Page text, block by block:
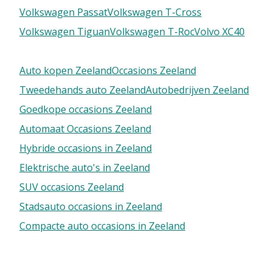
Volkswagen PassatVolkswagen T-Cross
Volkswagen TiguanVolkswagen T-RocVolvo XC40
Auto kopen ZeelandOccasions Zeeland
Tweedehands auto ZeelandAutobedrijven Zeeland
Goedkope occasions Zeeland
Automaat Occasions Zeeland
Hybride occasions in Zeeland
Elektrische auto's in Zeeland
SUV occasions Zeeland
Stadsauto occasions in Zeeland
Compacte auto occasions in Zeeland